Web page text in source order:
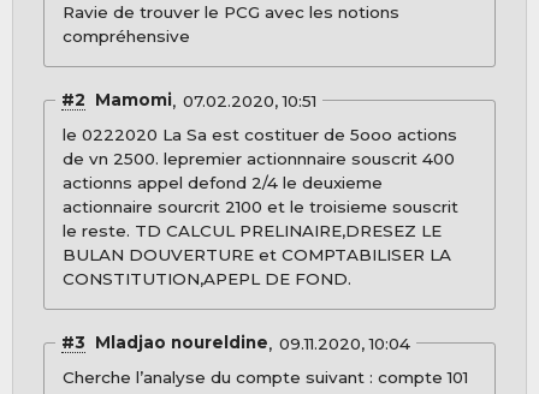
Ravie de trouver le PCG avec les notions
compréhensive
#2 Mamomi 07.02.2020, 10:51
le 0222020 La Sa est costituer de 5ooo actions
de vn 2500. lepremier actionnnaire souscrit 400
actionns appel defond 2/4 le deuxieme
actionnaire sourcrit 2100 et le troisieme souscrit
le reste. TD CALCUL PRELINAIRE,DRESEZ LE
BULAN DOUVERTURE et COMPTABILISER LA
CONSTITUTION,APEPL DE FOND.
#3 Mladjao noureldine
09.11.2020, 10:04
Cherche l’analyse du compte suivant : compte 101